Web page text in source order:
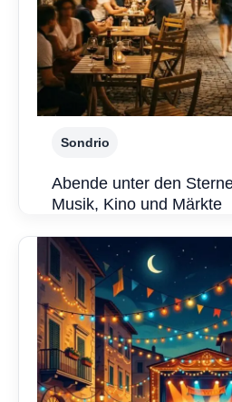
Sondrio
Abende unter den
Musik, Kino und Märkte